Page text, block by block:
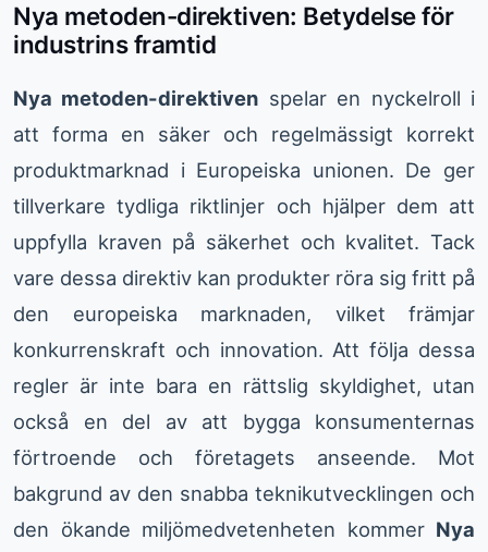
Nya metoden-direktiven: Betydelse för
industrins framtid
Nya metoden-direktiven spelar en nyckelroll i
att forma en säker och regelmässigt korrekt
produktmarknad i Europeiska unionen. De ger
tillverkare tydliga riktlinjer och hjälper dem att
uppfylla kraven på säkerhet och kvalitet. Tack
vare dessa direktiv kan produkter röra sig fritt på
den europeiska marknaden, vilket främjar
konkurrenskraft och innovation. Att följa dessa
regler är inte bara en rättslig skyldighet, utan
också en del av att bygga konsumenternas
förtroende och företagets anseende. Mot
bakgrund av den snabba teknikutvecklingen och
den ökande miljömedvetenheten kommer Nya